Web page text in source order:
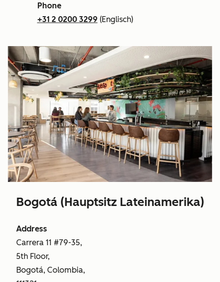
Phone
+31 2 0200 3299 (Englisch)
Bogotá (Hauptsitz Lateinamerika)
Address
Carrera 11 #79-35,
5th Floor,
Bogotá, Colombia,